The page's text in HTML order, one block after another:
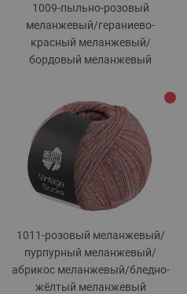
1009-пыльно-розовый
меланжевый/гераниево-
красный меланжевый/
бордовый меланжевый
1011-розовый меланжевый/
пурпурный меланжевый/
абрикос меланжевый/бледно-
жёлтый меланжевый